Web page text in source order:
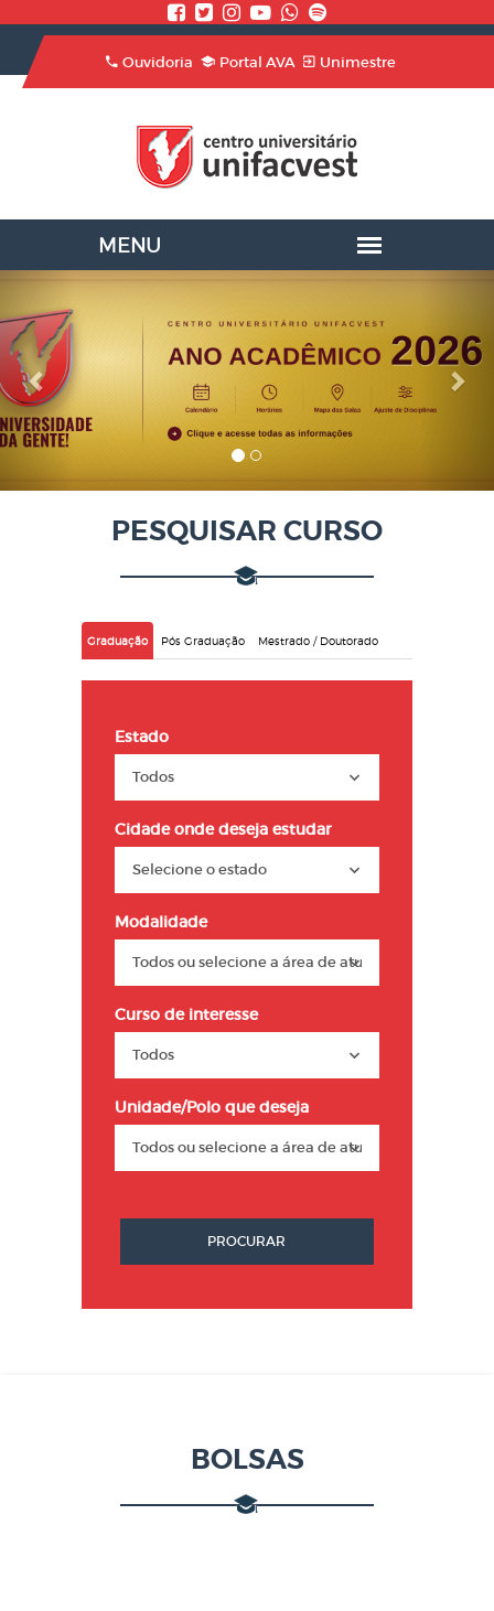
Ouvidoria Portal AVA Unimestre
Previous
PESQUISAR CURSO
Graduação Pós Graduação Mestrado / Doutorado
Estado
Cidade onde deseja estudar
Modalidade
Curso de interesse
Unidade/Polo que deseja
PROCURAR
BOLSAS